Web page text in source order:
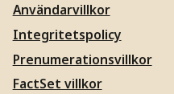
Användarvillkor
Integritetspolicy
Prenumerationsvillkor
FactSet villkor